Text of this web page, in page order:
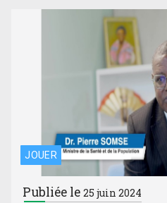
JOUER
Publiée le25 juin 2024